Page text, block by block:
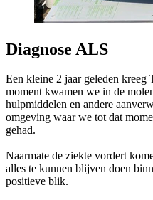
Diagnose ALS
Een kleine 2 jaar geleden kreeg
moment kwamen we in de
hulpmiddelen en andere
omgeving waar we tot dat
gehad.
Naarmate de ziekte vordert
alles te kunnen blijven doen
positieve blik.